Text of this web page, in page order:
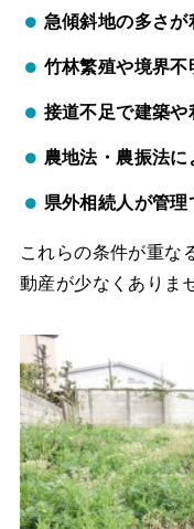
急傾斜地の多さが
竹林繁殖や境界
接道不足で建築や
農地法・農振法
県外相続人が管
これらの条件が重な
動産が少なくありま